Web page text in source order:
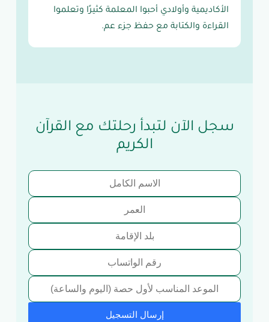
الأكاديمية وأولادي أحبوا المعلمة كثيرًا وتعلموا
القراءة والكتابة مع حفظ جزء عم.
سجل الآن لتبدأ رحلتك مع القرآن
الكريم
إرسال التسجيل